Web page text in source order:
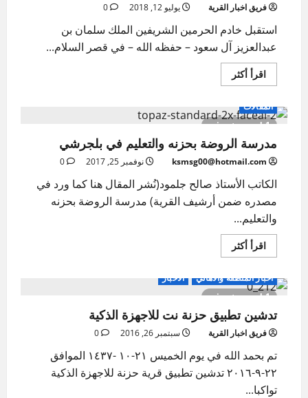
فريق اخبار القرية يوليو 12, 2018 0
استقبل خادم الحرمين الشريفين الملك سلمان بن
عبدالعزيز آل سعود – حفظه الله – في قصر السلام...
اقرأ أكثر
المزيد
السلام..
خادم
يستقبل
رئيس
جنوب
أفريقيا
ويقيم
مأدبة
غداء
تكريماً
1 minute read
المقالات
مدرسة الروضة بحزنه والتعليم في بلجرشي
ksmsg00@hotmail.com نوفمبر 25, 2017 0
الكاتب الأستاذ صالح جلمود(نُشر المقال هنا كما ورد في
مصدره ضمن أرشيف القرية) مدرسة الروضة بحزنه
والتعليم...
اقرأ أكثر
المزيد
الروضة
بحزنه
في
بلجرشي
1 minute read
اخبار المنطقة والاهالي الاخبار
تدشين تطبيق حزنة نت للاجهزة الذكية
فريق اخبار القرية سبتمبر 26, 2016 0
تم بحمد الله في يوم الخميس ٢١-١٠ -١٤٣٧ الموافق
٢٢-٩-٢٠١٦ تدشين تطبيق قرية حزنة للاجهزة الذكية
تواكبا...